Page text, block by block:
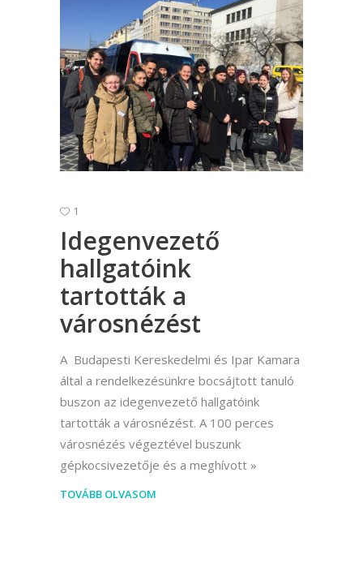
1
Idegenvezető
hallgatóink
tartották a
városnézést
A Budapesti Kereskedelmi és Ipar Kamara
által a rendelkezésünkre bocsájtott tanuló
buszon az idegenvezető hallgatóink
tartották a városnézést. A 100 perces
városnézés végeztével buszunk
gépkocsivezetője és a meghívott
TOVÁBB OLVASOM